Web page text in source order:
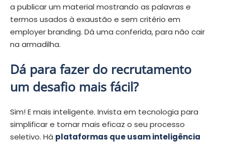
a publicar um material mostrando as palavras e
termos usados à exaustão e sem critério em
employer branding. Dá uma conferida, para não cair
na armadilha.
Dá para fazer do recrutamento
um desafio mais fácil?
Sim! E mais inteligente. Invista em tecnologia para
simplificar e tornar mais eficaz o seu processo
seletivo. Há plataformas que usam inteligência